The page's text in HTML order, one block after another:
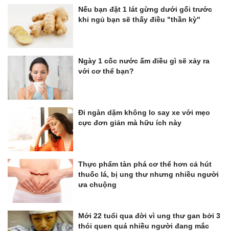
Nếu bạn đặt 1 lát gừng dưới gối trước
khi ngủ bạn sẽ thấy điều "thần kỳ"
Ngày 1 cốc nước ấm điều gì sẽ xảy ra
với cơ thể bạn?
Đi ngàn dặm không lo say xe với mẹo
cực đơn giản mà hữu ích này
Thực phẩm tàn phá cơ thể hơn cả hút
thuốc lá, bị ung thư nhưng nhiều người
ưa chuộng
Mới 22 tuổi qua đời vì ung thư gan bởi 3
thói quen quá nhiều người đang mắc